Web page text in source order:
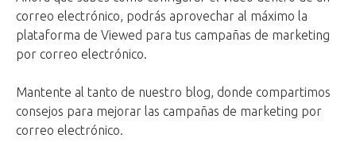
correo electrónico, podrás aprovechar al máximo la
plataforma de Viewed para tus campañas de marketing
por correo electrónico.
Mantente al tanto de nuestro blog, donde compartimos
consejos para mejorar las campañas de marketing por
correo electrónico.